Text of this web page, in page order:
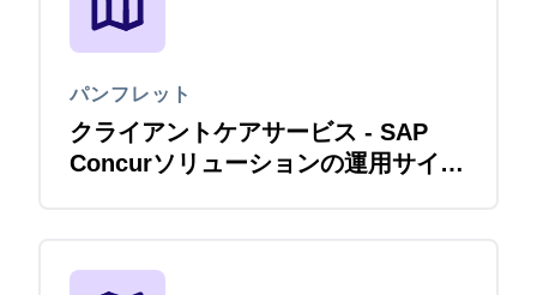
パンフレット
クライアントケアサービス - SAP
Concurソリューションの運用サイク